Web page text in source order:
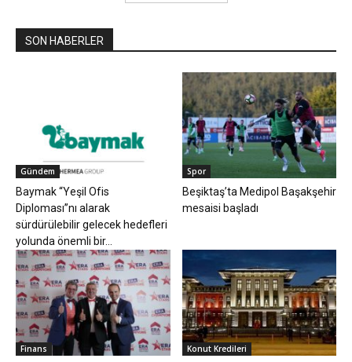
SON HABERLER
Gündem
Baymak “Yeşil Ofis
Diploması”nı alarak
sürdürülebilir gelecek hedefleri
yolunda önemli bir...
Spor
Beşiktaş’ta Medipol Başakşehir
mesaisi başladı
Finans Konut Kredileri